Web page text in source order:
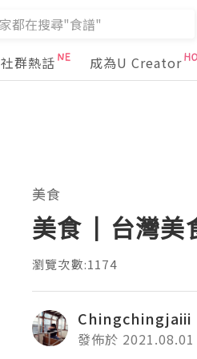
社群熱話 成為U Creator
美食
美食 | 台灣美
瀏覽次數:1174
Chingchingjaiii
發佈於 2021.08.01